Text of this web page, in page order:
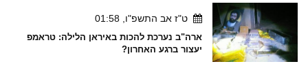
ט"ז אב התשפ"ו, 01:58
ארה"ב נערכת להכות באיראן הלילה: טראמפ
יעצור ברגע האחרון?